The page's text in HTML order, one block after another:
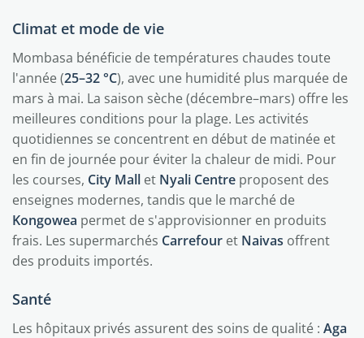
Climat et mode de vie
Mombasa bénéficie de températures chaudes toute
l'année (25–32 °C), avec une humidité plus marquée de
mars à mai. La saison sèche (décembre–mars) offre les
meilleures conditions pour la plage. Les activités
quotidiennes se concentrent en début de matinée et
en fin de journée pour éviter la chaleur de midi. Pour
les courses, City Mall et Nyali Centre proposent des
enseignes modernes, tandis que le marché de
Kongowea permet de s'approvisionner en produits
frais. Les supermarchés Carrefour et Naivas offrent
des produits importés.
Santé
Les hôpitaux privés assurent des soins de qualité : Aga